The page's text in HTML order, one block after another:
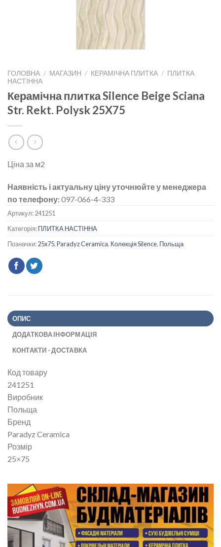
ГОЛОВНА / МАГАЗИН / КЕРАМІЧНА ПЛИТКА / ПЛИТКА
НАСТІННА
Керамічна плитка Silence Beige Sciana
Str. Rekt. Polysk 25X75
Ціна за м2
Наявність і актуальну ціну уточнюйте у менеджера
по телефону:097-066-4-333
Артикул:241251
Категорія:ПЛИТКА НАСТІННА
Позначки:25x75,Paradyz Ceramica, Колекція Silence, Польща
ОПИС
ДОДАТКОВА ІНФОРМАЦІЯ
КОНТАКТИ - ДОСТАВКА
Код товару
241251
Виробник
Польща
Бренд
Paradyz Ceramica
Розмір
25×75